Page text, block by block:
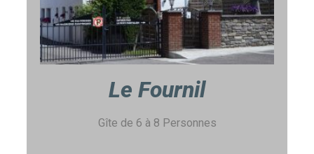
Le Fournil
Gîte de 6 à 8 Personnes